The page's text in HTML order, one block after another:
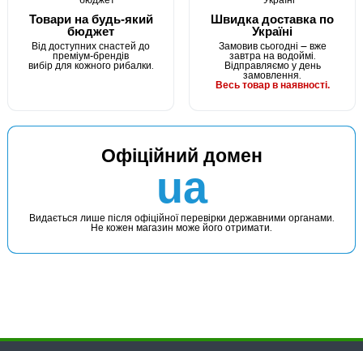
Товари на будь-який
бюджет
Від доступних снастей до
преміум-брендів
вибір для кожного рибалки.
Швидка доставка по
Україні
Замовив сьогодні — вже
завтра на водоймі.
Відправляємо у день
замовлення.
Весь товар в наявності.
Офіційний домен
ua
Видається лише після офіційної перевірки державними органами.
Не кожен магазин може його отримати.